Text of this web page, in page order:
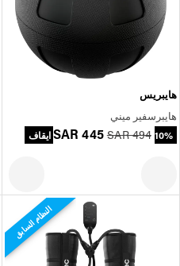
هايبريس
هايبرسفير ميني
SAR 445 SAR 494 10% ايقاف
النظام السابق